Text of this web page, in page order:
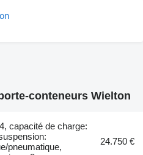
conteneurs Wielton
capacité de charge:
pneumatique,
24.750 €